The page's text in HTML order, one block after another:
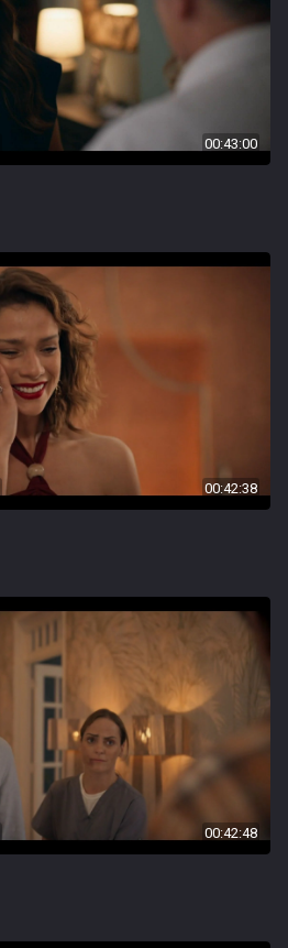
00:43:00
00:42:38
00:42:48